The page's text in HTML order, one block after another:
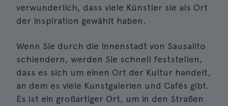
verwunderlich, dass viele Künstler sie als Ort
der Inspiration gewählt haben.
Wenn Sie durch die Innenstadt von Sausalito
schlendern, werden Sie schnell feststellen,
dass es sich um einen Ort der Kultur handelt,
an dem es viele Kunstgalerien und Cafés gibt.
Es ist ein großartiger Ort, um in den Straßen